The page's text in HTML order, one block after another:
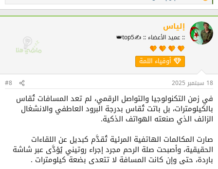
ل
ت
ف
ا
ع
إلياس
:: عميد الأعضاء :: ✍️top5👑
أوفياء اللمة
18 سبتمبر 2025 #8
في زمن التكنولوجيا والتواصل الرقمي، لم تعد المسافات تُقاس
بالكيلومترات، بل باتت تُقاس بدرجة البرود العاطفي والانشغال
الزائف الذي صنعته الهواتف الذكية.
صارت المكالمات الهاتفية المرئية تُقدَّم كبديل عن اللقاءات
الحقيقية، وأصبحت صلة الرحم مجرد إجراء روتيني يُؤدَّى عبر شاشة
باردة، حتى وإن كانت المسافة لا تتعدى بضعة كيلومترات .